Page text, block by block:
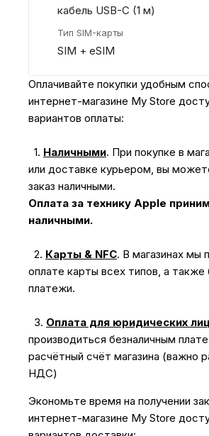
кабель USB-С (1 м)
Тип SIM-карты
SIM + eSIM
Оплачивайте покупки удобным
интернет-магазине My Store
вариантов оплаты:
1. Наличными. При покупке в
или доставке курьером, вы
заказ наличными.
Оплата за технику Apple
наличными.
2. Карты & NFC. В магазинах мы
оплате карты всех типов, а также
платежи.
3. Оплата для юридических
производиться безналичным
расчётный счёт магазина (важно
НДС)
Экономьте время на получении
интернет-магазине My Store